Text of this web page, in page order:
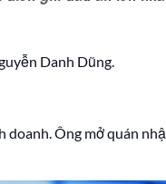
Danh Dũng.
Ông mở quán